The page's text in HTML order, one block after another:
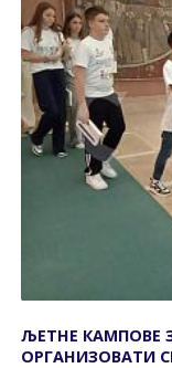
ЉЕТНЕ КАМПОВЕ
ОРГАНИЗОВАТИ